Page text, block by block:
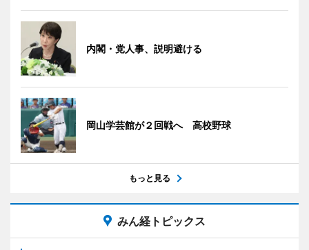
内閣・党人事、説明避ける
岡山学芸館が２回戦へ 高校野球
もっと見る
みん経トピックス